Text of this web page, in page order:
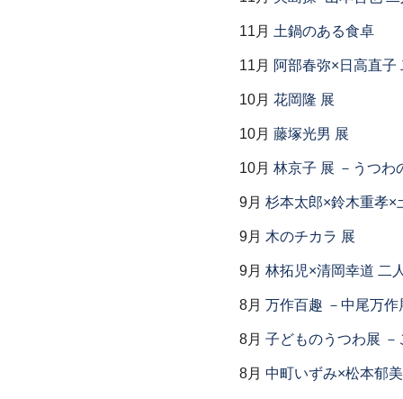
11月 土鍋のある食卓
11月 阿部春弥×日高直子
10月 花岡隆 展
10月 藤塚光男 展
10月 林京子 展 －うつわ
9月 杉本太郎×鈴木重孝×
9月 木のチカラ 展
9月 林拓児×清岡幸道 二
8月 万作百趣 －中尾万作
8月 子どものうつわ展
8月 中町いずみ×松本郁